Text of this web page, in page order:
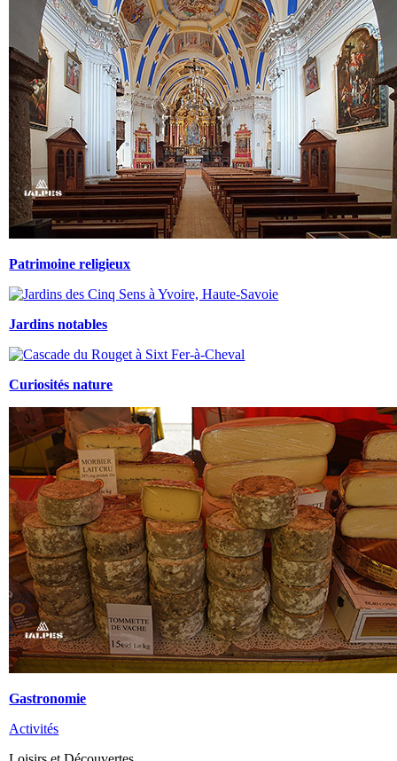
Patrimoine religieux
Jardins notables
Curiosités nature
Gastronomie
Activités